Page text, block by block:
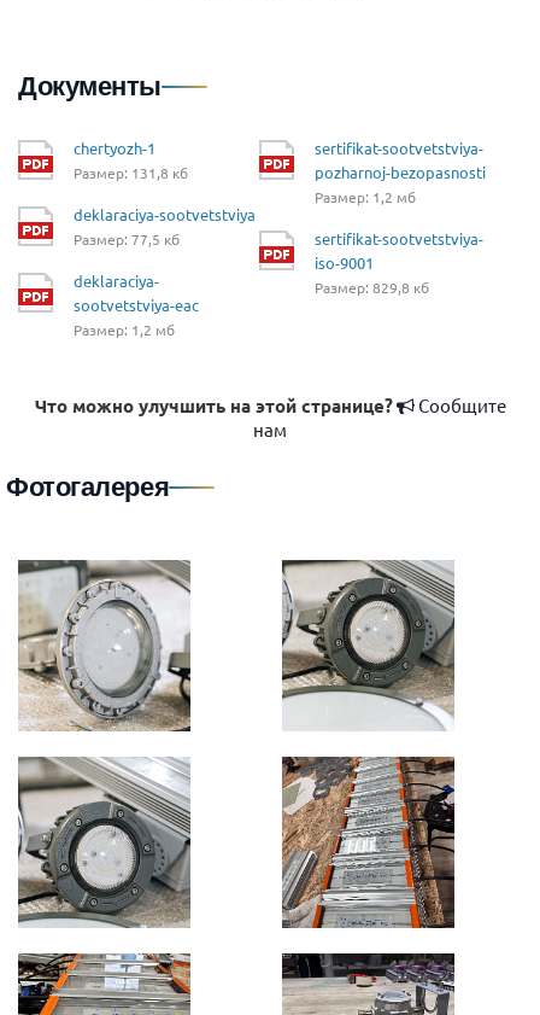
Документы
chertyozh-1
Размер: 131,8 кб
deklaraciya-sootvetstviya
Размер: 77,5 кб
deklaraciya-
sootvetstviya-eac
Размер: 1,2 мб
sertifikat-sootvetstviya-
pozharnoj-bezopasnosti
Размер: 1,2 мб
sertifikat-sootvetstviya-
iso-9001
Размер: 829,8 кб
Что можно улучшить на этой странице?
Сообщите
нам
Фотогалерея